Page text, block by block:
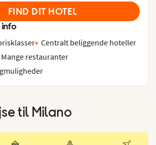
FIND DIT HOTEL
Centralt beliggende hoteller
Mange restauranter
til Milano